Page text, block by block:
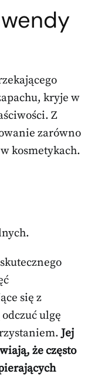
kryje w
Z
zarówno
kosmetykach.
się z
ulgę
Jej
że często